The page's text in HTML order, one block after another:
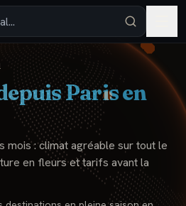
Parisen
mois : climat agréable sur tout le
en fleurs et tarifs avant la